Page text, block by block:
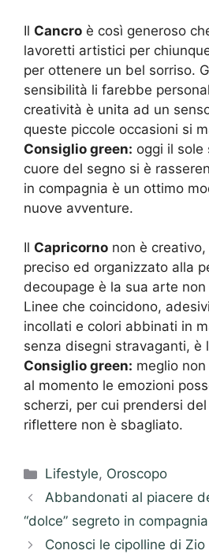
Il Cancro è così generoso
lavoretti artistici per
per ottenere un bel sorriso.
sensibilità li farebbe
creatività è unita ad un
queste piccole occasioni si
Consiglio green: oggi il sole
cuore del segno si è
in compagnia è un ottimo
nuove avventure.
Il Capricorno non è
preciso ed organizzato alla
decoupage è la sua arte
Linee che coincidono,
incollati e colori abbinati in
senza disegni stravaganti, è
Consiglio green: meglio
al momento le emozioni
scherzi, per cui prendersi
riflettere non è sbagliato.
Categorie
Lifestyle, Oroscopo
Abbandonati al piacere
“dolce” segreto in compagnia
Conosci le cipolline di